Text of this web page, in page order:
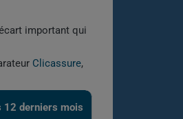
important qui
Clicassure,
12 derniers mois